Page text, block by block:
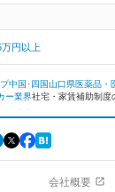
円以上
中国･四国山口県医薬品・
ー業界社宅・家賃補助制度
会社概要